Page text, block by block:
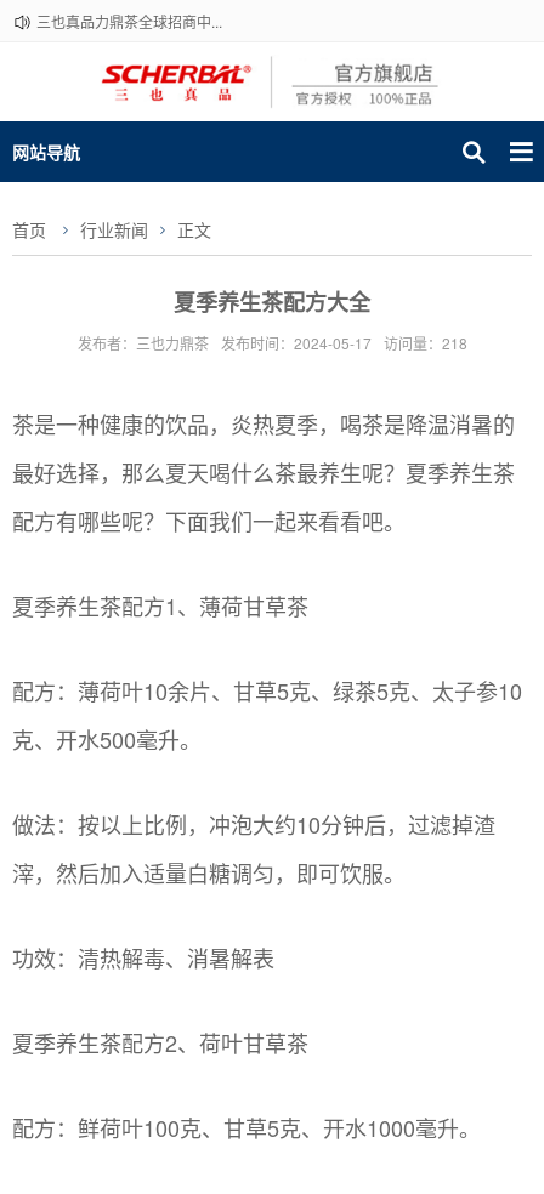
三也真品力鼎茶全球招商中...
网站导航
首页 行业新闻 正文
夏季养生茶配方大全
发布者：三也力鼎茶 发布时间：2024-05-17 访问量：218
茶是一种健康的饮品，炎热夏季，喝茶是降温消暑的
最好选择，那么夏天喝什么茶最养生呢？夏季养生茶
配方有哪些呢？下面我们一起来看看吧。
夏季养生茶配方1、薄荷甘草茶
配方：薄荷叶10余片、甘草5克、绿茶5克、太子参10
克、开水500毫升。
做法：按以上比例，冲泡大约10分钟后，过滤掉渣
滓，然后加入适量白糖调匀，即可饮服。
功效：清热解毒、消暑解表
夏季养生茶配方2、荷叶甘草茶
配方：鲜荷叶100克、甘草5克、开水1000毫升。